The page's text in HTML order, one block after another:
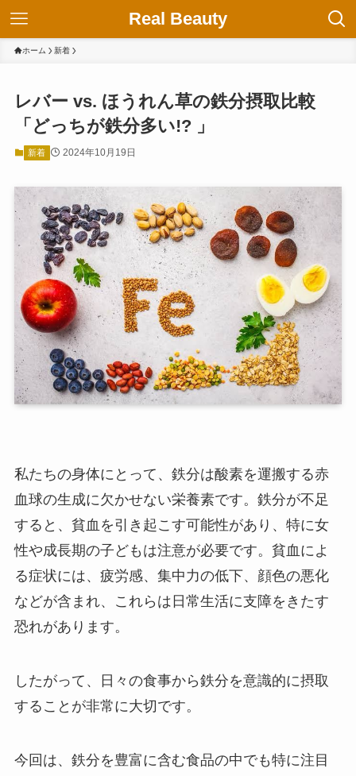
Real Beauty
ホーム 新着
レバー vs. ほうれん草の鉄分摂取比較
「どっちが鉄分多い!? 」
新着 2024年10月19日
私たちの身体にとって、鉄分は酸素を運搬する赤
血球の生成に欠かせない栄養素です。鉄分が不足
すると、貧血を引き起こす可能性があり、特に女
性や成長期の子どもは注意が必要です。貧血によ
る症状には、疲労感、集中力の低下、顔色の悪化
などが含まれ、これらは日常生活に支障をきたす
恐れがあります。
したがって、日々の食事から鉄分を意識的に摂取
することが非常に大切です。
今回は、鉄分を豊富に含む食品の中でも特に注目